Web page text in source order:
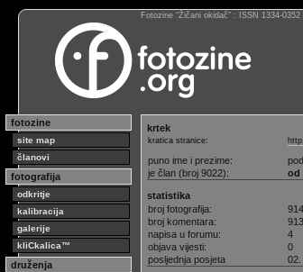
Fotozine “Žičani okidač” : ISSN 1334-
fotozine
site map
članovi
fotografija
odkritje
kalibracija
galerije
kliCkalica™
druženja
krtek
kratica stranice:
puno ime i prezime:
je član (broj 9022):
od
statistika
broj fotografija:
914
broj komentara:
napisa u forumu:
4
objava vijesti:
0
posljednja posjeta
02.